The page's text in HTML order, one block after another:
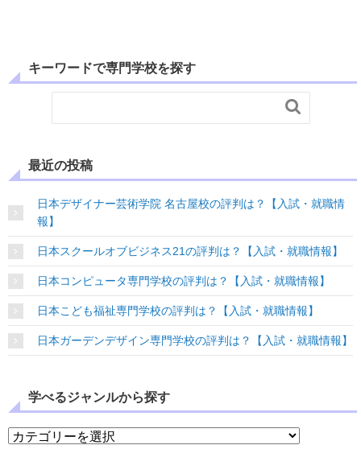
キーワードで専門学校を探す

最近の投稿
日本デザイナー芸術学院 名古屋校の評判は？【入試・就職情
報】
日本スクールオブビジネス21の評判は？【入試・就職情報】
日本コンピュータ専門学校の評判は？【入試・就職情報】
日本こども福祉専門学校の評判は？【入試・就職情報】
日本ガーデンデザイン専門学校の評判は？【入試・就職情報】
学べるジャンルから探す
学べるジャンルから探す